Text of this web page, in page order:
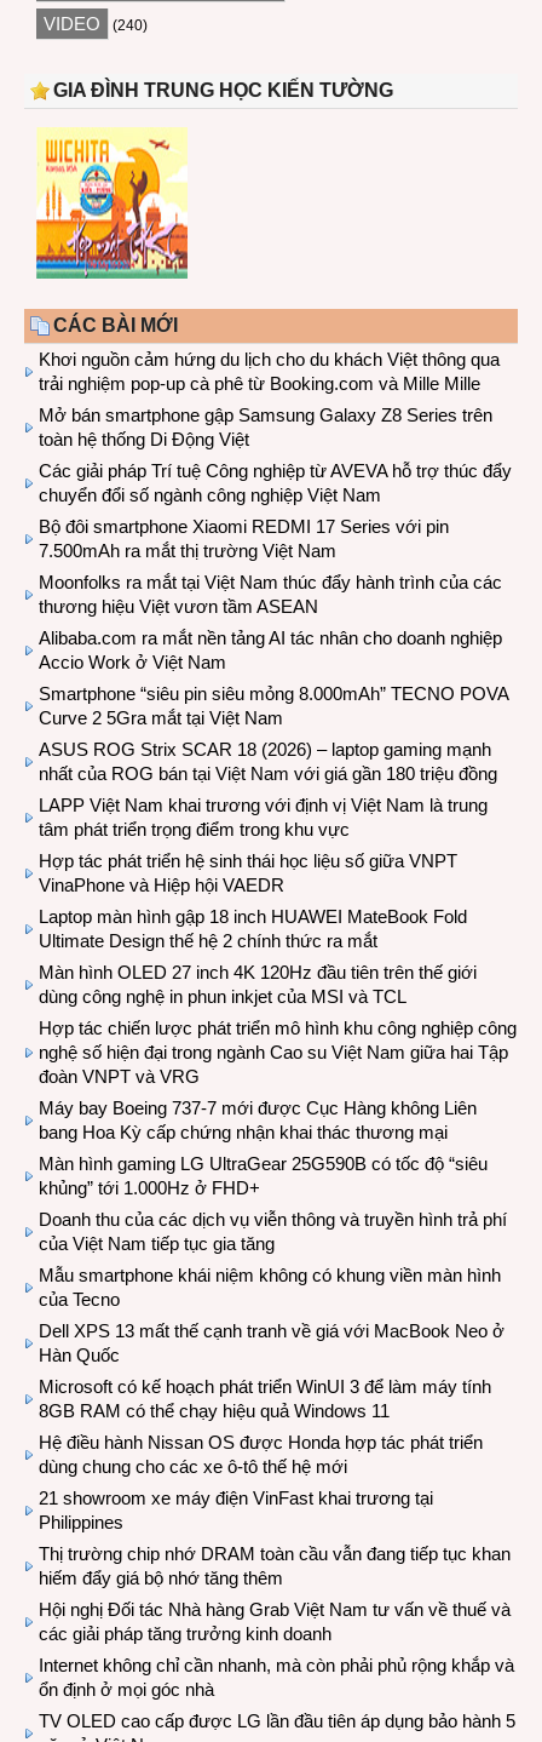
VIDEO (240)
GIA ĐÌNH TRUNG HỌC KIẾN TƯỜNG
CÁC BÀI MỚI
Khơi nguồn cảm hứng du lịch cho du khách Việt thông qua
trải nghiệm pop-up cà phê từ Booking.com và Mille Mille
Mở bán smartphone gập Samsung Galaxy Z8 Series trên
toàn hệ thống Di Động Việt
Các giải pháp Trí tuệ Công nghiệp từ AVEVA hỗ trợ thúc đẩy
chuyển đổi số ngành công nghiệp Việt Nam
Bộ đôi smartphone Xiaomi REDMI 17 Series với pin
7.500mAh ra mắt thị trường Việt Nam
Moonfolks ra mắt tại Việt Nam thúc đẩy hành trình của các
thương hiệu Việt vươn tầm ASEAN
Alibaba.com ra mắt nền tảng AI tác nhân cho doanh nghiệp
Accio Work ở Việt Nam
Smartphone “siêu pin siêu mỏng 8.000mAh” TECNO POVA
Curve 2 5Gra mắt tại Việt Nam
ASUS ROG Strix SCAR 18 (2026) – laptop gaming mạnh
nhất của ROG bán tại Việt Nam với giá gần 180 triệu đồng
LAPP Việt Nam khai trương với định vị Việt Nam là trung
tâm phát triển trọng điểm trong khu vực
Hợp tác phát triển hệ sinh thái học liệu số giữa VNPT
VinaPhone và Hiệp hội VAEDR
Laptop màn hình gập 18 inch HUAWEI MateBook Fold
Ultimate Design thế hệ 2 chính thức ra mắt
Màn hình OLED 27 inch 4K 120Hz đầu tiên trên thế giới
dùng công nghệ in phun inkjet của MSI và TCL
Hợp tác chiến lược phát triển mô hình khu công nghiệp công
nghệ số hiện đại trong ngành Cao su Việt Nam giữa hai Tập
đoàn VNPT và VRG
Máy bay Boeing 737-7 mới được Cục Hàng không Liên
bang Hoa Kỳ cấp chứng nhận khai thác thương mại
Màn hình gaming LG UltraGear 25G590B có tốc độ “siêu
khủng” tới 1.000Hz ở FHD+
Doanh thu của các dịch vụ viễn thông và truyền hình trả phí
của Việt Nam tiếp tục gia tăng
Mẫu smartphone khái niệm không có khung viền màn hình
của Tecno
Dell XPS 13 mất thế cạnh tranh về giá với MacBook Neo ở
Hàn Quốc
Microsoft có kế hoạch phát triển WinUI 3 để làm máy tính
8GB RAM có thể chạy hiệu quả Windows 11
Hệ điều hành Nissan OS được Honda hợp tác phát triển
dùng chung cho các xe ô-tô thế hệ mới
21 showroom xe máy điện VinFast khai trương tại
Philippines
Thị trường chip nhớ DRAM toàn cầu vẫn đang tiếp tục khan
hiếm đẩy giá bộ nhớ tăng thêm
Hội nghị Đối tác Nhà hàng Grab Việt Nam tư vấn về thuế và
các giải pháp tăng trưởng kinh doanh
Internet không chỉ cần nhanh, mà còn phải phủ rộng khắp và
ổn định ở mọi góc nhà
TV OLED cao cấp được LG lần đầu tiên áp dụng bảo hành 5